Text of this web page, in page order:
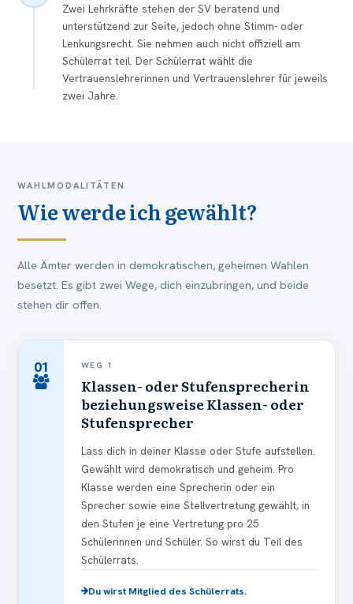
Zwei Lehrkräfte stehen der SV beratend und
unterstützend zur Seite, jedoch ohne Stimm- oder
Lenkungsrecht. Sie nehmen auch nicht offiziell am
Schülerrat teil. Der Schülerrat wählt die
Vertrauenslehrerinnen und Vertrauenslehrer für jeweils
zwei Jahre.
WAHLMODALITÄTEN
Wie werde ich gewählt?
Alle Ämter werden in demokratischen, geheimen Wahlen
besetzt. Es gibt zwei Wege, dich einzubringen, und beide
stehen dir offen.
01 WEG 1
Klassen- oder Stufensprecherin
beziehungsweise Klassen- oder
Stufensprecher
Lass dich in deiner Klasse oder Stufe aufstellen.
Gewählt wird demokratisch und geheim. Pro
Klasse werden eine Sprecherin oder ein
Sprecher sowie eine Stellvertretung gewählt, in
den Stufen je eine Vertretung pro 25
Schülerinnen und Schüler. So wirst du Teil des
Schülerrats.
Du wirst Mitglied des Schülerrats.